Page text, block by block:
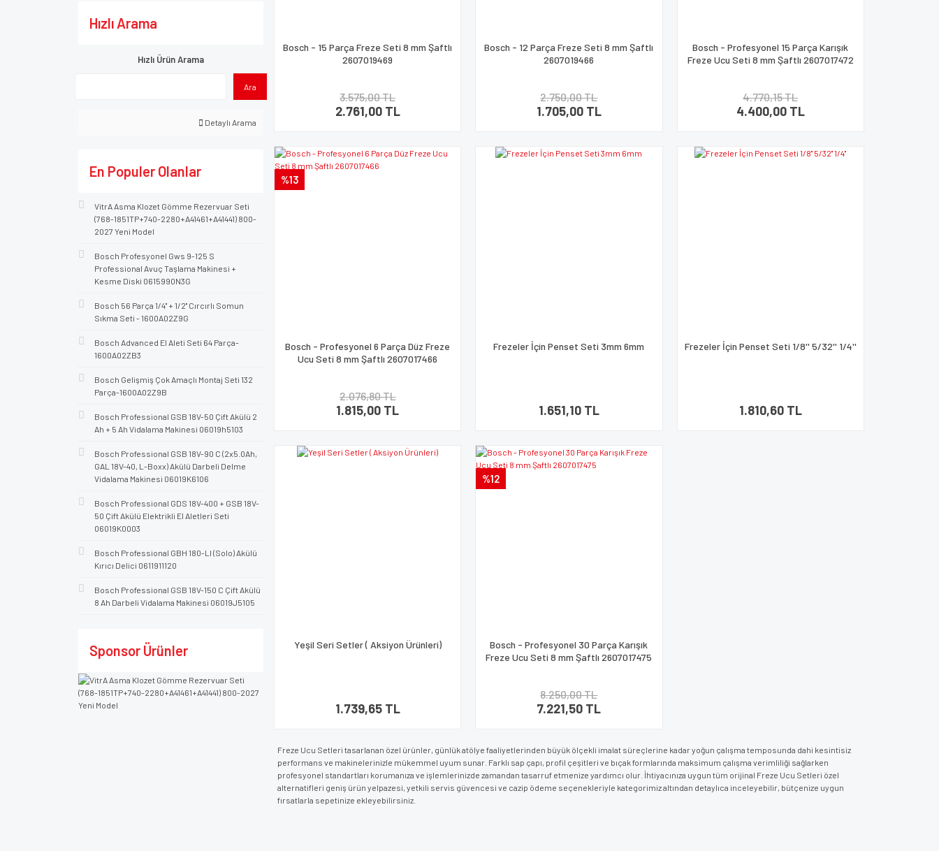
Hızlı Arama
Hızlı Ürün Arama
Ara
Detaylı Arama
En Populer Olanlar
VitrA Asma Klozet Gömme Rezervuar Seti
(768-1851TP+740-2280+A41461+A41441) 800-
2027 Yeni Model
Bosch Profesyonel Gws 9-125 S
Professional Avuç Taşlama Makinesi +
Kesme Diski 0615990N3G
Bosch 56 Parça 1/4'' + 1/2'' Cırcırlı Somun
Sıkma Seti - 1600A02Z9G
Bosch Advanced El Aleti Seti 64 Parça-
1600A02ZB3
Bosch Gelişmiş Çok Amaçlı Montaj Seti 132
Parça-1600A02Z9B
Bosch Professional GSB 18V-50 Çift Akülü 2
Ah + 5 Ah Vidalama Makinesi 06019h5103
Bosch Professional GSB 18V-90 C (2x5.0Ah,
GAL 18V-40, L-Boxx) Akülü Darbeli Delme
Vidalama Makinesi 06019K6106
Bosch Professional GDS 18V-400 + GSB 18V-
50 Çift Akülü Elektrikli El Aletleri Seti
06019K0003
Bosch Professional GBH 180-LI (Solo) Akülü
Kırıcı Delici 0611911120
Bosch Professional GSB 18V-150 C Çift Akülü
8 Ah Darbeli Vidalama Makinesi 06019J5105
Sponsor Ürünler
Bosch - 15 Parça Freze Seti 8 mm Şaftlı
2607019469
3.575,00 TL
2.761,00 TL
Bosch - 12 Parça Freze Seti 8 mm Şaftlı
2607019466
2.750,00 TL
1.705,00 TL
Bosch - Profesyonel 15 Parça Karışık
Freze Ucu Seti 8 mm Şaftlı 2607017472
4.770,15 TL
4.400,00 TL
%13
Bosch - Profesyonel 6 Parça Düz Freze
Ucu Seti 8 mm Şaftlı 2607017466
2.076,80 TL
1.815,00 TL
Frezeler İçin Penset Seti 3mm 6mm
1.651,10 TL
Frezeler İçin Penset Seti 1/8'' 5/32'' 1/4''
1.810,60 TL
Yeşil Seri Setler ( Aksiyon Ürünleri)
1.739,65 TL
%12
Bosch - Profesyonel 30 Parça Karışık
Freze Ucu Seti 8 mm Şaftlı 2607017475
8.250,00 TL
7.221,50 TL
Freze Ucu Setleri tasarlanan özel ürünler, günlük atölye faaliyetlerinden büyük ölçekli imalat süreçlerine kadar yoğun çalışma temposunda dahi kesintisiz
performans ve makinelerinizle mükemmel uyum sunar. Farklı sap çapı, profil çeşitleri ve bıçak formlarında maksimum çalışma verimliliği sağlarken
profesyonel standartları korumanıza ve işlemlerinizde zamandan tasarruf etmenize yardımcı olur. İhtiyacınıza uygun tüm orijinal Freze Ucu Setleri özel
alternatifleri geniş ürün yelpazesi, yetkili servis güvencesi ve cazip ödeme seçenekleriyle kategorimiz altından detaylıca inceleyebilir, bütçenize uygun
fırsatlarla sepetinize ekleyebilirsiniz.